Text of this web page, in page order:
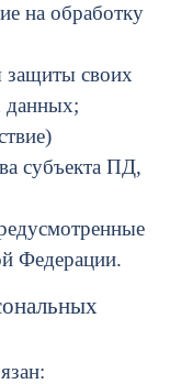
на обработку
защиты своих
данных;
субъекта ПД,
Федерации.